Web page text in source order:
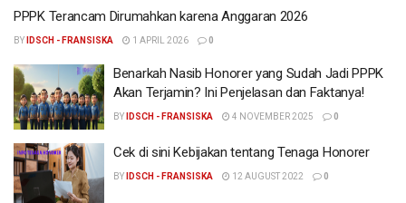
PPPK Terancam Dirumahkan karena Anggaran 2026
BY IDSCH - FRANSISKA 1 APRIL 2026 0
Benarkah Nasib Honorer yang Sudah Jadi PPPK
Akan Terjamin? Ini Penjelasan dan Faktanya!
BY IDSCH - FRANSISKA 4 NOVEMBER 2025 0
Cek di sini Kebijakan tentang Tenaga Honorer
BY IDSCH - FRANSISKA 12 AUGUST 2022 0